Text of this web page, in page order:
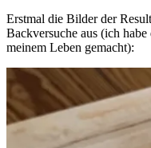
Erstmal die Bilder der
Backversuche aus (ich
meinem Leben gemacht):